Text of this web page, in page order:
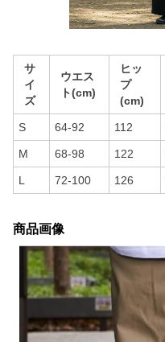
サ
イ
ズ
ウエス
ト(cm)
ヒッ
プ
(cm)
S 64-92 112
M 68-98 122
L 72-100 126
商品画像